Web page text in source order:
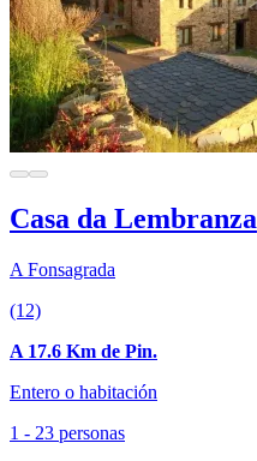
Casa da Lembranza
A Fonsagrada
(12)
A 17.6 Km de Pin.
Entero o habitación
1 - 23 personas